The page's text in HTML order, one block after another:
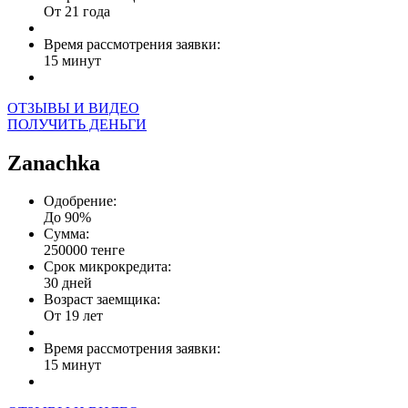
От 21 года
Время рассмотрения заявки:
15 минут
ОТЗЫВЫ И ВИДЕО
ПОЛУЧИТЬ ДЕНЬГИ
Zanachka
Одобрение:
До 90%
Сумма:
250000 тенге
Срок микрокредита:
30 дней
Возраст заемщика:
От 19 лет
Время рассмотрения заявки:
15 минут